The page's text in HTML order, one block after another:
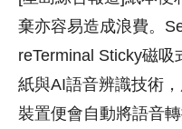
棄亦容易造成浪費。
reTerminal Sticky磁
紙與AI語音辨識技術
裝置便會自動將語音